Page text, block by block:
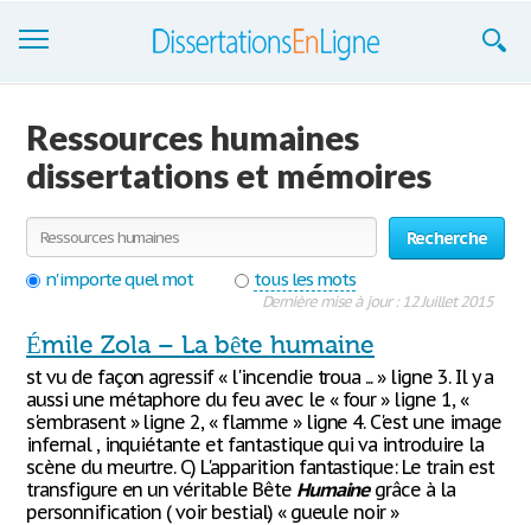
S'inscrire
Se connecter
Contactez-nous
Ressources humaines
dissertations et mémoires
Recherche
n'importe quel mot
tous les mots
Dernière mise à jour : 12 Juillet 2015
Émile Zola – La bête humaine
st vu de façon agressif « l'incendie troua ... » ligne 3. Il y a
aussi une métaphore du feu avec le « four » ligne 1, «
s'embrasent » ligne 2, « flamme » ligne 4. C'est une image
infernal , inquiétante et fantastique qui va introduire la
scène du meurtre. C) L'apparition fantastique: Le train est
transfigure en un véritable Bête Humainegrâce à la
personnification ( voir bestial) « gueule noir »